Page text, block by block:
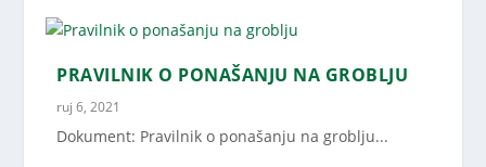
PRAVILNIK O PONAŠANJU NA GROBLJU
ruj 6, 2021
Dokument: Pravilnik o ponašanju na groblju...